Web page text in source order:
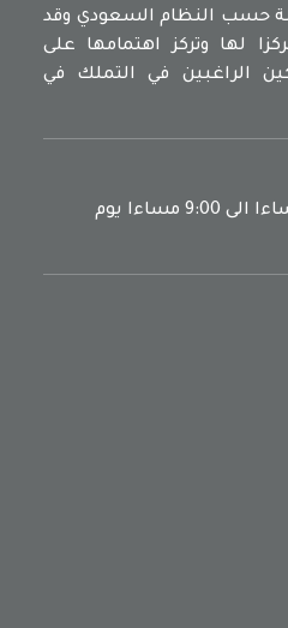
حسب النظام السعودي وقد
لها وتركز اهتمامها على
الراغبين في التملك في
يوميا من الساعة 4:00 مساءا الى 9:00 مساءا يوم